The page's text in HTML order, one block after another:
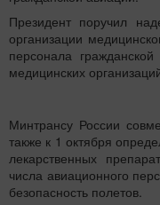
Президент поручил
организации
персонала
медицинских
Минтрансу России
также к 1 октября
лекарственных
числа авиационного
безопасность полетов.